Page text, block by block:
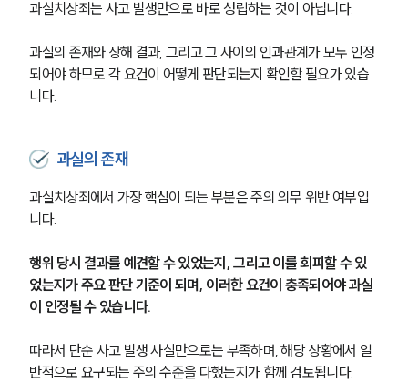
과실치상죄는 사고 발생만으로 바로 성립하는 것이 아닙니다.
과실의 존재와 상해 결과, 그리고 그 사이의 인과관계가 모두 인정
되어야 하므로 각 요건이 어떻게 판단되는지 확인할 필요가 있습
니다.
과실의 존재
과실치상죄에서 가장 핵심이 되는 부분은 주의 의무 위반 여부입
니다.
행위 당시 결과를 예견할 수 있었는지, 그리고 이를 회피할 수 있
었는지가 주요 판단 기준이 되며, 이러한 요건이 충족되어야 과실
이 인정될 수 있습니다.
따라서 단순 사고 발생 사실만으로는 부족하며, 해당 상황에서 일
반적으로 요구되는 주의 수준을 다했는지가 함께 검토됩니다.